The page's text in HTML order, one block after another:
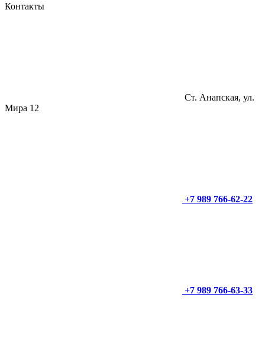
Контакты
Ст. Анапская, ул.
Мира 12
+7 989 766-62-22
+7 989 766-63-33